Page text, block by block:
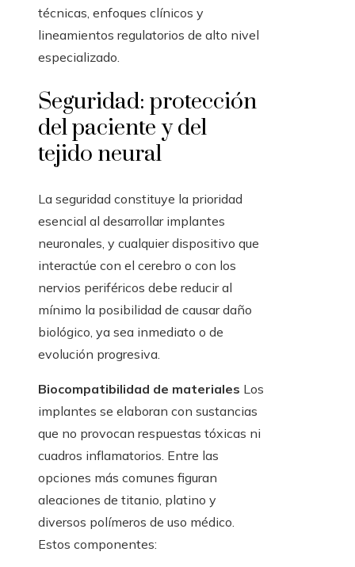
técnicas, enfoques clínicos y
lineamientos regulatorios de alto nivel
especializado.
Seguridad: protección
del paciente y del
tejido neural
La seguridad constituye la prioridad
esencial al desarrollar implantes
neuronales, y cualquier dispositivo que
interactúe con el cerebro o con los
nervios periféricos debe reducir al
mínimo la posibilidad de causar daño
biológico, ya sea inmediato o de
evolución progresiva.
Biocompatibilidad de materiales Los
implantes se elaboran con sustancias
que no provocan respuestas tóxicas ni
cuadros inflamatorios. Entre las
opciones más comunes figuran
aleaciones de titanio, platino y
diversos polímeros de uso médico.
Estos componentes: